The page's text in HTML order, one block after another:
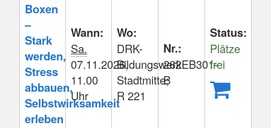
Boxen
–
Stark
werden,
Stress
abbauen,
Selbstwirksamkeit
erleben
Wann:
Sa.
07.11.2026,
11.00
Uhr
Wo:
DRK-
Bildungswerk
Stadtmitte;
R 221
Nr.:
262EB301-
B
Status:
Plätze
frei